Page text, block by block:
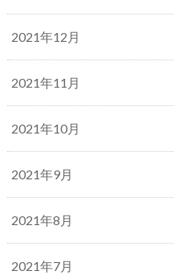
2021年12月
2021年11月
2021年10月
2021年9月
2021年8月
2021年7月